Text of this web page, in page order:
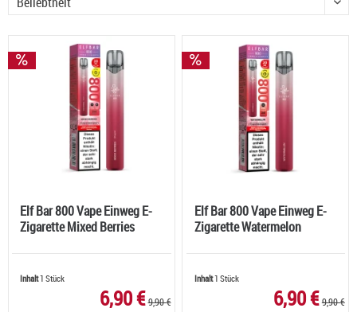
Elf Bar 800 Vape Einweg E-
Zigarette Mixed Berries
Inhalt1 Stück
6,90 €9,90 €
Elf Bar 800 Vape Einweg E-
Zigarette Watermelon
Inhalt1 Stück
6,90 €9,90 €